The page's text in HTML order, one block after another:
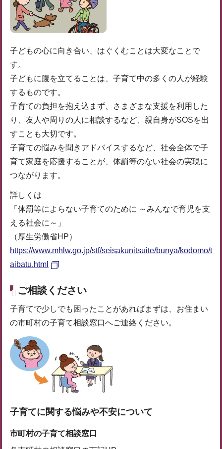
子どもの心に向き合い、はぐくむことは大変なことで
す。
子どもに腹を立てることは、子育て中の多くの人が経験
するものです。
子育ての負担を抱え込まず、さまざまな支援を利用した
り、友人や周りの人に相談するなど、親自身がSOSを出
すことも大切です。
子育ての悩みを聞きアドバイスするなど、社会全体で子
育て家庭を応援することが、体罰等のない社会の実現に
つながります。
詳しくは
「体罰等によらない子育てのために ～みんなで育児を支
える社会に～」
（厚生労働省HP）
https://www.mhlw.go.jp/stf/seisakunitsuite/bunya/kodomo/t
aibatu.html
ご相談ください
子育てで少しでも困ったことがあればまずは、お住まい
の市町村の子育て相談窓口へご連絡ください。
子育てに関する悩みや不安について
市町村の子育て相談窓口